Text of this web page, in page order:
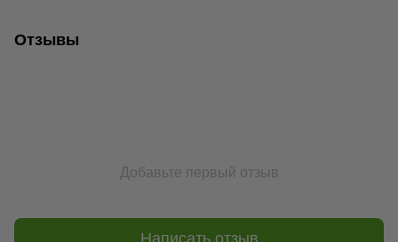
Отзывы
Добавьте первый отзыв